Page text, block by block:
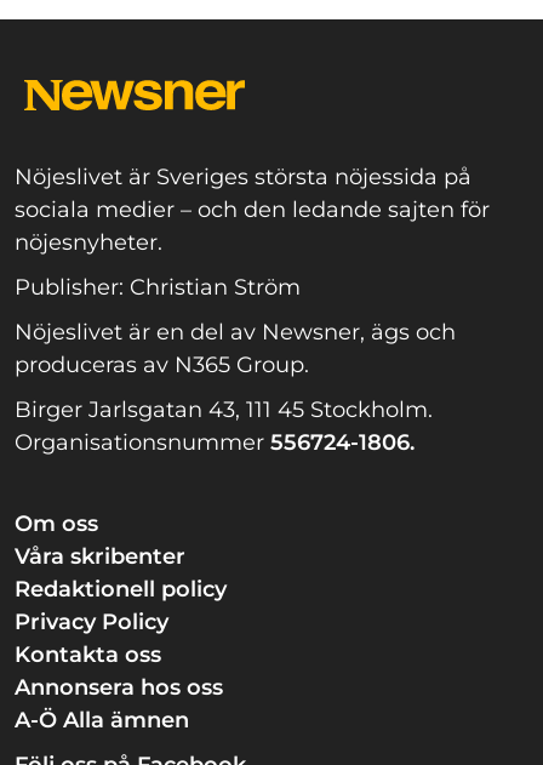
Nöjeslivet är Sveriges största nöjessida på
sociala medier – och den ledande sajten för
nöjesnyheter.
Publisher: Christian Ström
Nöjeslivet är en del av Newsner, ägs och
produceras av N365 Group.
Birger Jarlsgatan 43, 111 45 Stockholm.
Organisationsnummer 556724-1806.
Om oss
Våra skribenter
Redaktionell policy
Privacy Policy
Kontakta oss
Annonsera hos oss
A-Ö Alla ämnen